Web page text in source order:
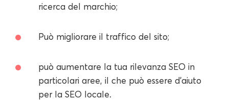
ricerca del marchio;
Può migliorare il traffico del sito;
può aumentare la tua rilevanza SEO in
particolari aree, il che può essere d'aiuto
per la SEO locale.